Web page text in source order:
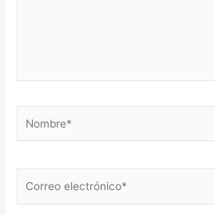
electrónico*